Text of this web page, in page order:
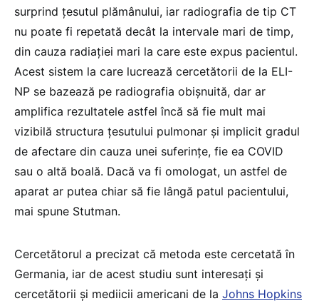
surprind ţesutul plămânului, iar radiografia de tip CT
nu poate fi repetată decât la intervale mari de timp,
din cauza radiaţiei mari la care este expus pacientul.
Acest sistem la care lucrează cercetătorii de la ELI-
NP se bazează pe radiografia obişnuită, dar ar
amplifica rezultatele astfel încă să fie mult mai
vizibilă structura ţesutului pulmonar şi implicit gradul
de afectare din cauza unei suferinţe, fie ea COVID
sau o altă boală. Dacă va fi omologat, un astfel de
aparat ar putea chiar să fie lângă patul pacientului,
mai spune Stutman.
Cercetătorul a precizat că metoda este cercetată în
Germania, iar de acest studiu sunt interesaţi şi
cercetătorii şi mediicii americani de la Johns Hopkins